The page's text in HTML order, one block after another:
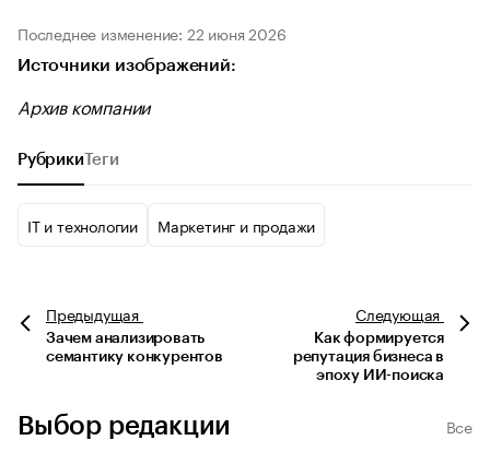
Последнее изменение: 22 июня 2026
Источники изображений:
Архив компании
Рубрики Теги
IT и технологии Маркетинг и продажи
Предыдущая
Зачем анализировать
семантику конкурентов
Следующая
Как формируется
репутация бизнеса в
эпоху ИИ-поиска
Выбор редакции
Все